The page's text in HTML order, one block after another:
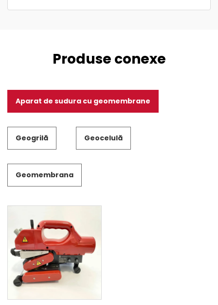
Produse conexe
Aparat de sudura cu geomembrane
Geogrilă Geocelulă
Geomembrana